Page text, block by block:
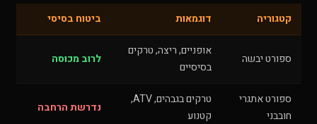
קטגוריה דוגמאות ביטוח בסיסי
ספורט יבשה
אופניים, ריצה, טרקים
בסיסיים
לרוב מכוסה
ספורט אתגרי
חובבני
טרקים בגבהים, ATV,
קטנוע
נדרשת הרחבה